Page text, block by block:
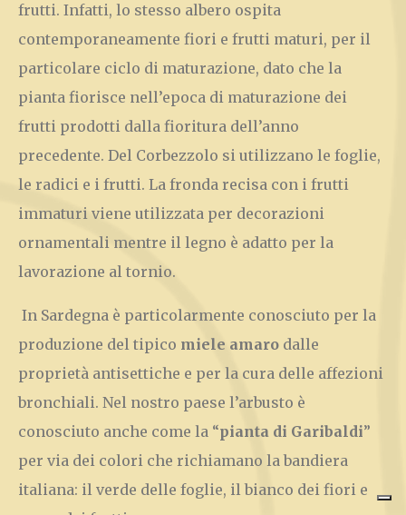
frutti. Infatti, lo stesso albero ospita
contemporaneamente fiori e frutti maturi, per il
particolare ciclo di maturazione, dato che la
pianta fiorisce nell’epoca di maturazione dei
frutti prodotti dalla fioritura dell’anno
precedente. Del Corbezzolo si utilizzano le foglie,
le radici e i frutti. La fronda recisa con i frutti
immaturi viene utilizzata per decorazioni
ornamentali mentre il legno è adatto per la
lavorazione al tornio.
In Sardegna è particolarmente conosciuto per la
produzione del tipico miele amaro dalle
proprietà antisettiche e per la cura delle affezioni
bronchiali. Nel nostro paese l’arbusto è
conosciuto anche come la “pianta di Garibaldi”
per via dei colori che richiamano la bandiera
italiana: il verde delle foglie, il bianco dei fiori e